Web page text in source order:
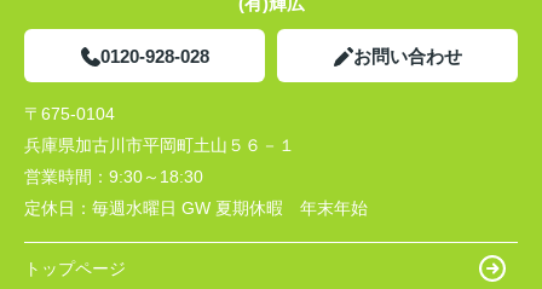
0120-928-028 お問い合わせ
〒675-0104
兵庫県加古川市平岡町土山５６－１
営業時間： 9:30～18:30
定休日： 毎週水曜日 GW 夏期休暇 年末年始
トップページ